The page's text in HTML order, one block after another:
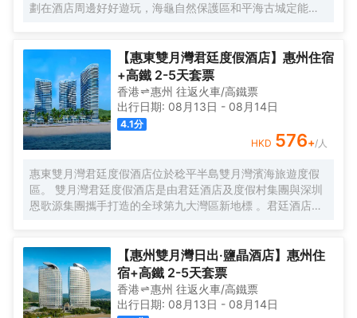
劃在酒店周邊好好遊玩，海龜自然保護區和平海古城定能滿
熱水壺和咖啡壺/茶壺，以滿足您的飲水需求，浴室配有拖
鞋、24小時熱水和浴缸/ 酒店備受好評的中餐廳和西餐廳,會
為您提供舒適的用餐體驗,閒暇時間在酒店的酒吧喝上一杯,是
您休憩放鬆的好選擇。如果旅客願意,酒店可以提供滿足需求
的客房送餐服務。 酒店種類繁多的休閒設施能為每一位下榻
於此的您創造多元化的休閒空間，這其中地包括酒店無邊際
泳池及中心園林泳池、健身房、兒童樂園、沙灘運動項目
（如沙灘摩托車、海上摩托艇等）、會議廳等,定能滿足您休
閒商務活動方面的需求。酒店內設有禮品廊方便購物。入住
酒店的旅客,可以使用酒店停車場。
【惠東雙月灣君廷度假酒店】惠州住宿
+高鐵 2-5天套票
香港 惠州 往返火車/高鐵票
出行日期: 08月13日 - 08月14日
4.1分
HKD 576+/人
惠東雙月灣君廷度假酒店位於稔平半島雙月灣濱海旅遊度假
區。 雙月灣君廷度假酒店是由君廷酒店及度假村集團與深圳
恩歌源集團攜手打造的全球第九大灣區新地標 。君廷酒店及
和真實誠摯的服務，其“優雅”、“紳士”與“好客”的待客之道讓
君廷的名字得以完美詮釋。目前已擁有聖頓、君域、珺邸、
君廷、聖曼、君瑞、聖瑞達、富喜塢、邦臣譽邸、邦臣、聖
達曼11個酒店品牌，主要管理城市商務酒店、度假酒店、高
【惠州雙月灣日出·鹽晶酒店】惠州住
宿+高鐵 2-5天套票
香港 惠州 往返火車/高鐵票
出行日期: 08月13日 - 08月14日